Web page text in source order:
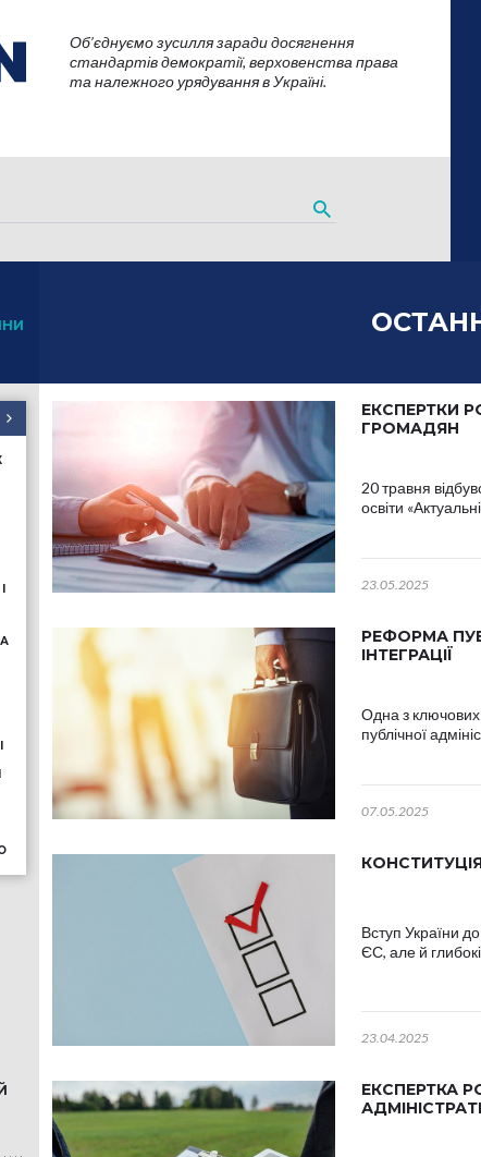
Об’єднуємо зусилля заради досягнення
стандартів демократії, верховенства права
та належного урядування в Україні.
ЕКСПЕРТКИ
ГРОМАДЯН
20 травня
освіти
23.05.2025
РЕФОРМА
ІНТЕГРАЦІЇ
Одна з
публічної
07.05.2025
Вступ України
ЄС, але й
23.04.2025
ЕКСПЕРТКА